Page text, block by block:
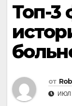
Топ-3
от
ИЮЛ